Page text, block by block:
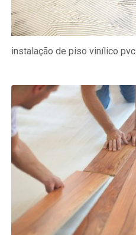
instalação de piso vinílico pvc